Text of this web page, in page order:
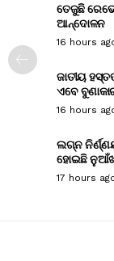
ତେଜୁଛି
ଆନ୍ଦୋଳନ
16 hours
ଜାତୀୟ
ଏବେ
16 hours
ଲଗ୍ନ
ହୋଇଛି
17 hours